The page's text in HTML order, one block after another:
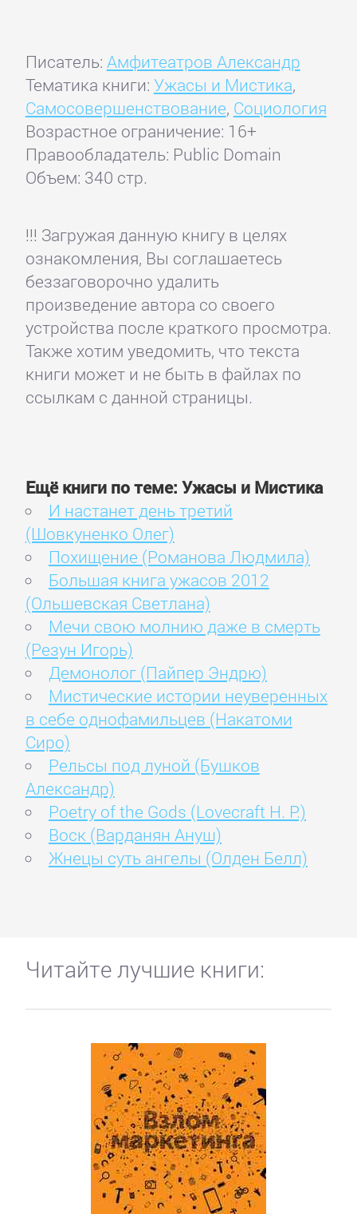
Писатель: Амфитеатров Александр
Тематика книги: Ужасы и Мистика,
Самосовершенствование, Социология
Возрастное ограничение: 16+
Правообладатель: Public Domain
Объем: 340 стр.
!!! Загружая данную книгу в целях
ознакомления, Вы соглашаетесь
беззаговорочно удалить
произведение автора со своего
устройства после краткого просмотра.
Также хотим уведомить, что текста
книги может и не быть в файлах по
ссылкам с данной страницы.
Ещё книги по теме: Ужасы и Мистика
И настанет день третий
(Шовкуненко Олег)
Похищение (Романова Людмила)
Большая книга ужасов 2012
(Ольшевская Светлана)
Мечи свою молнию даже в смерть
(Резун Игорь)
Демонолог (Пайпер Эндрю)
Мистические истории неуверенных
в себе однофамильцев (Накатоми
Сиро)
Рельсы под луной (Бушков
Александр)
Poetry of the Gods (Lovecraft H. P.)
Воск (Варданян Ануш)
Жнецы суть ангелы (Олден Белл)
Читайте лучшие книги: